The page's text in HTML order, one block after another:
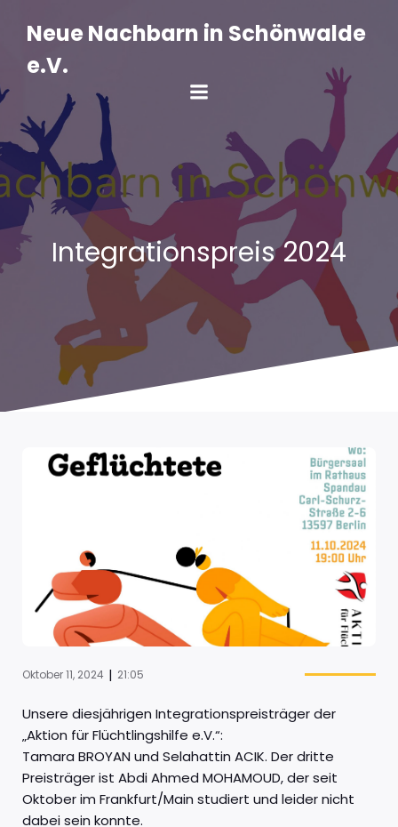
Inhalt
springenNeue Nachbarn in Schönwalde
e.V.
Integrationspreis 2024
Oktober 11, 2024 | 21:05
Unsere diesjährigen Integrationspreisträger der
„Aktion für Flüchtlingshilfe e.V.“:
Tamara BROYAN und Selahattin ACIK. Der dritte
Preisträger ist Abdi Ahmed MOHAMOUD, der seit
Oktober im Frankfurt/Main studiert und leider nicht
dabei sein konnte.